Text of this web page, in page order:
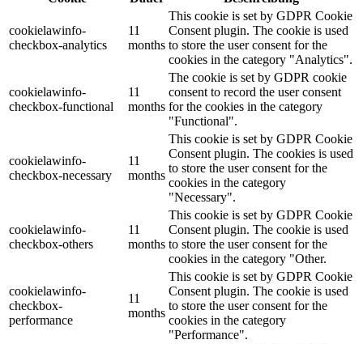
cookielawinfo-
checkbox-analytics
11
months
This cookie is set by GDPR Cookie
Consent plugin. The cookie is used
to store the user consent for the
cookies in the category "Analytics".
cookielawinfo-
checkbox-functional
11
months
The cookie is set by GDPR cookie
consent to record the user consent
for the cookies in the category
"Functional".
cookielawinfo-
checkbox-necessary
11
months
This cookie is set by GDPR Cookie
Consent plugin. The cookies is used
to store the user consent for the
cookies in the category
"Necessary".
cookielawinfo-
checkbox-others
11
months
This cookie is set by GDPR Cookie
Consent plugin. The cookie is used
to store the user consent for the
cookies in the category "Other.
cookielawinfo-
checkbox-
performance
11
months
This cookie is set by GDPR Cookie
Consent plugin. The cookie is used
to store the user consent for the
cookies in the category
"Performance".